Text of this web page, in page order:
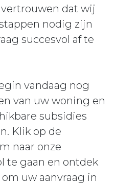
dat wij
nodig zijn
succesvol af te
vandaag nog
van uw woning en
subsidies
Klik op de
naar onze
te gaan en ontdek
uw aanvraag in